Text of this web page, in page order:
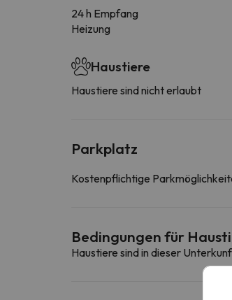
24 h Empfang
Heizung
Haustiere
Haustiere sind nicht erlaubt
Parkplatz
Kostenpflichtige
Bedingungen für
Haustiere sind in dieser